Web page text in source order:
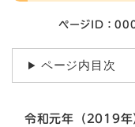
ページID：
ページ内目次
令和元年（2019年